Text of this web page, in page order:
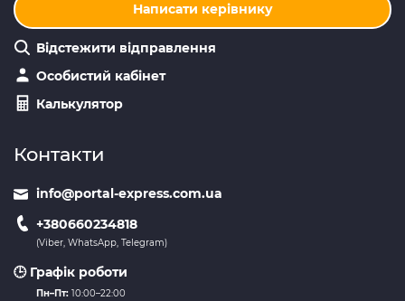
Написати керівнику
Відстежити відправлення
Особистий кабінет
Калькулятор
Контакти
info@portal-express.com.ua
+380660234818
(Viber, WhatsApp, Telegram)
🕒 Графік роботи
Пн–Пт: 10:00–22:00